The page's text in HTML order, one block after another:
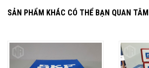
SẢN PHẨM KHÁC CÓ THỂ BẠN QUAN TÂM